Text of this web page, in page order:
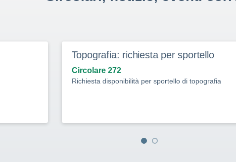
Topografia: richiesta per sportello
Circolare 272
Richiesta disponibilità per sportello di topografia